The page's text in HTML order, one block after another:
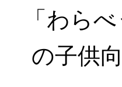
「わら
の子供